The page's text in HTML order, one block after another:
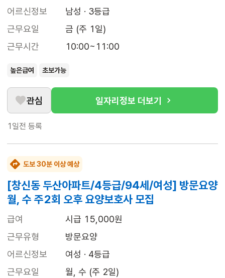
어르신정보
남성 · 3등급
근무요일
금 (주 1일)
근무시간
10:00~11:00
높은급여 초보가능
관심 일자리정보 더보기
1일전 등록
도보 30분 이상 예상
[창신동 두산아파트/4등급/94세/여성] 방문요양
월, 수 주2회 오후 요양보호사 모집
급여
시급 15,000원
근무유형
방문요양
어르신정보
여성 · 4등급
근무요일
월, 수 (주 2일)